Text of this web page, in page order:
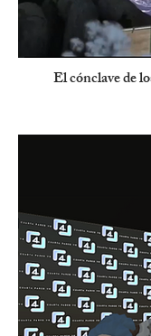
El cónclave de